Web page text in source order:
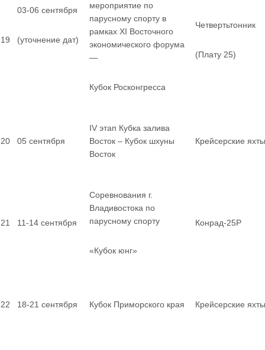
19
03-06 сентября
(уточнение дат)
мероприятие по
парусному спорту в
рамках XI Восточного
экономического форума
—
Кубок Росконгресса
Четвертьтонник
(Плату 25)
20 05 сентября
IV этап Кубка залива
Восток – Кубок шхуны
Восток
Крейсерские яхты
21 11-14 сентября
Соревнования г.
Владивостока по
парусному спорту
«Кубок юнг»
Конрад-25Р
22 18-21 сентября Кубок Приморского края Крейсерские яхты